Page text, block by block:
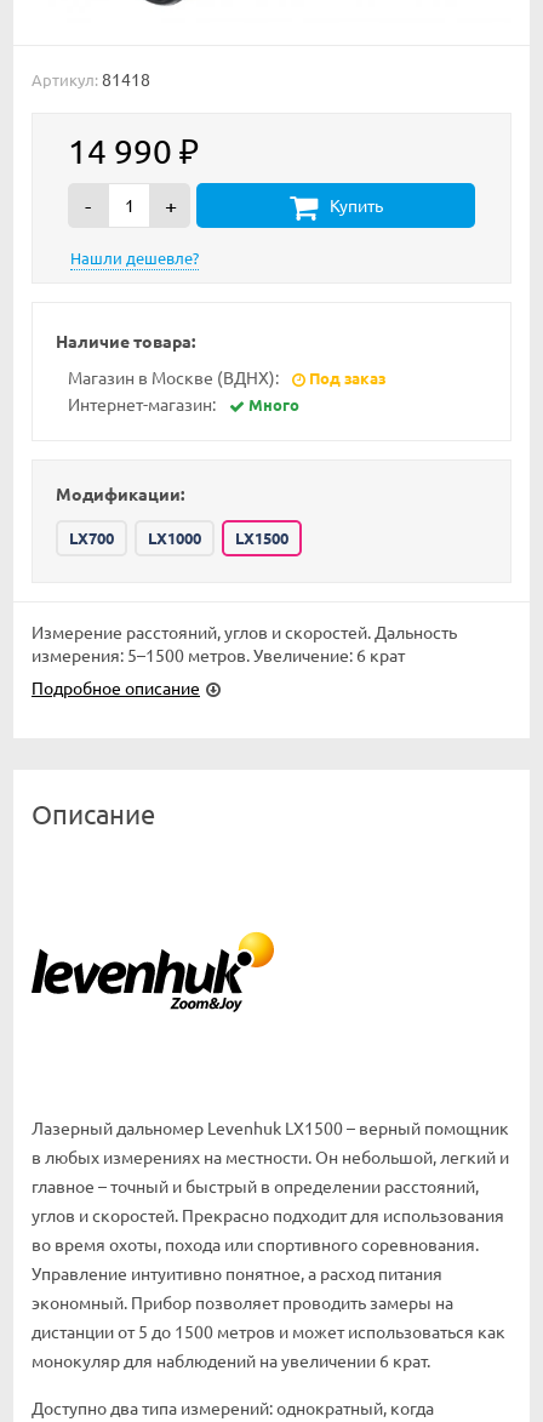
Артикул: 81418
14 990 ₽
- + Купить
Наличие товара:
Магазин в Москве (ВДНХ):
Под заказ
Интернет-магазин: Много
Модификации:
LX700 LX1000 LX1500
Измерение расстояний, углов и скоростей. Дальность
измерения: 5–1500 метров. Увеличение: 6 крат
Подробное описание
Описание
Лазерный дальномер Levenhuk LX1500 – верный помощник
в любых измерениях на местности. Он небольшой, легкий и
главное – точный и быстрый в определении расстояний,
углов и скоростей. Прекрасно подходит для использования
во время охоты, похода или спортивного соревнования.
Управление интуитивно понятное, а расход питания
экономный. Прибор позволяет проводить замеры на
дистанции от 5 до 1500 метров и может использоваться как
монокуляр для наблюдений на увеличении 6 крат.
Доступно два типа измерений: однократный, когда